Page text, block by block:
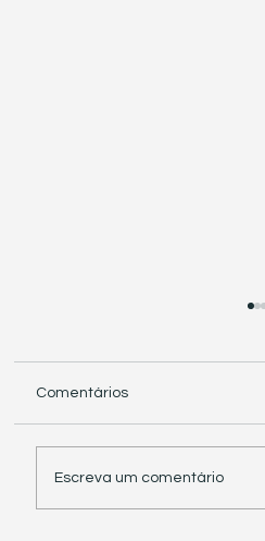
Comentários
Escreva um comentário